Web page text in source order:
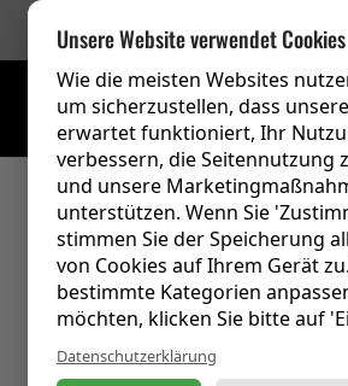
Unsere Website verwendet Cookies
Wie die meisten Websites
um sicherzustellen, dass
erwartet funktioniert, Ihr
verbessern, die Seitennutzung
und unsere
unterstützen. Wenn Sie
stimmen Sie der Speicherung
von Cookies auf Ihrem Gerät
bestimmte Kategorien
möchten, klicken Sie bitte auf
Datenschutzerklärung